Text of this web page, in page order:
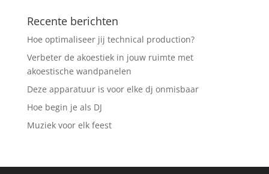
Recente berichten
Hoe optimaliseer jij technical production?
Verbeter de akoestiek in jouw ruimte met
akoestische wandpanelen
Deze apparatuur is voor elke dj onmisbaar
Hoe begin je als DJ
Muziek voor elk feest